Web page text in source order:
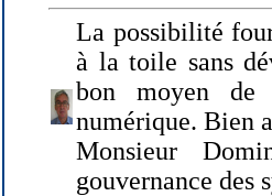
La possibilité
à la toile sans
bon moyen de
numérique. Bien
Monsieur
gouvernance des